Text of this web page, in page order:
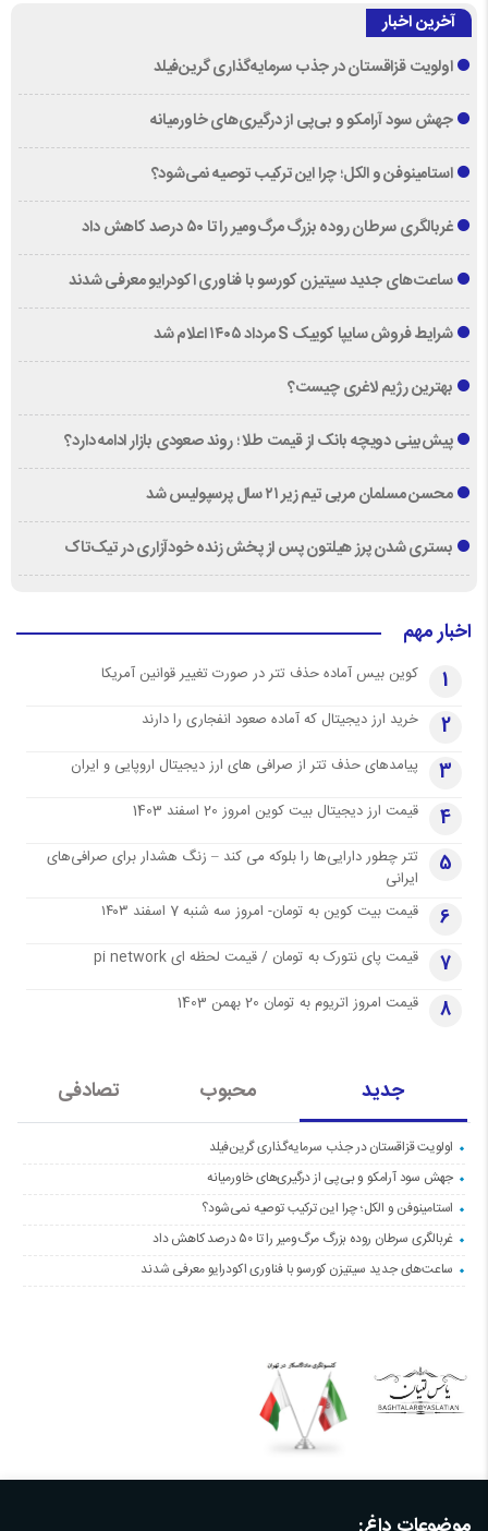
آخرین اخبار
اولویت قزاقستان در جذب سرمایه‌گذاری گرین‌فیلد
جهش سود آرامکو و بی‌پی از درگیری‌های خاورمیانه
استامینوفن و الکل؛ چرا این ترکیب توصیه نمی‌شود؟
غربالگری سرطان روده بزرگ مرگ‌ومیر را تا ۵۰ درصد کاهش داد
ساعت‌های جدید سیتیزن کورسو با فناوری اکودرایو معرفی شدند
شرایط فروش سایپا کوییک S مرداد ۱۴۰۵ اعلام شد
بهترین رژیم لاغری چیست؟
پیش‌بینی دویچه‌ بانک از قیمت طلا ؛ روند صعودی بازار ادامه دارد؟
محسن مسلمان مربی تیم زیر ۲۱ سال پرسپولیس شد
بستری شدن پرز هیلتون پس از پخش زنده خودآزاری در تیک‌تاک
اخبار مهم
1 کوین بیس آماده حذف تتر در صورت تغییر قوانین آمریکا
2 خرید ارز دیجیتال که آماده صعود انفجاری را دارند
3 پیامدهای حذف تتر از صرافی های ارز دیجیتال اروپایی و ایران
4 قیمت ارز دیجیتال بیت کوین امروز 20 اسفند 1403
5
تتر چطور دارایی‌ها را بلوکه می کند – زنگ هشدار برای صرافی‌های
ایرانی
6 قیمت بیت کوین به تومان- امروز سه شنبه 7 اسفند ۱۴۰۳
7 قیمت پای نتورک به تومان / قیمت لحظه ای pi network
8 قیمت امروز اتریوم به تومان 20 بهمن 1403
جدید محبوب تصادفی
اولویت قزاقستان در جذب سرمایه‌گذاری گرین‌فیلد
جهش سود آرامکو و بی‌پی از درگیری‌های خاورمیانه
استامینوفن و الکل؛ چرا این ترکیب توصیه نمی‌شود؟
غربالگری سرطان روده بزرگ مرگ‌ومیر را تا ۵۰ درصد کاهش داد
ساعت‌های جدید سیتیزن کورسو با فناوری اکودرایو معرفی شدند